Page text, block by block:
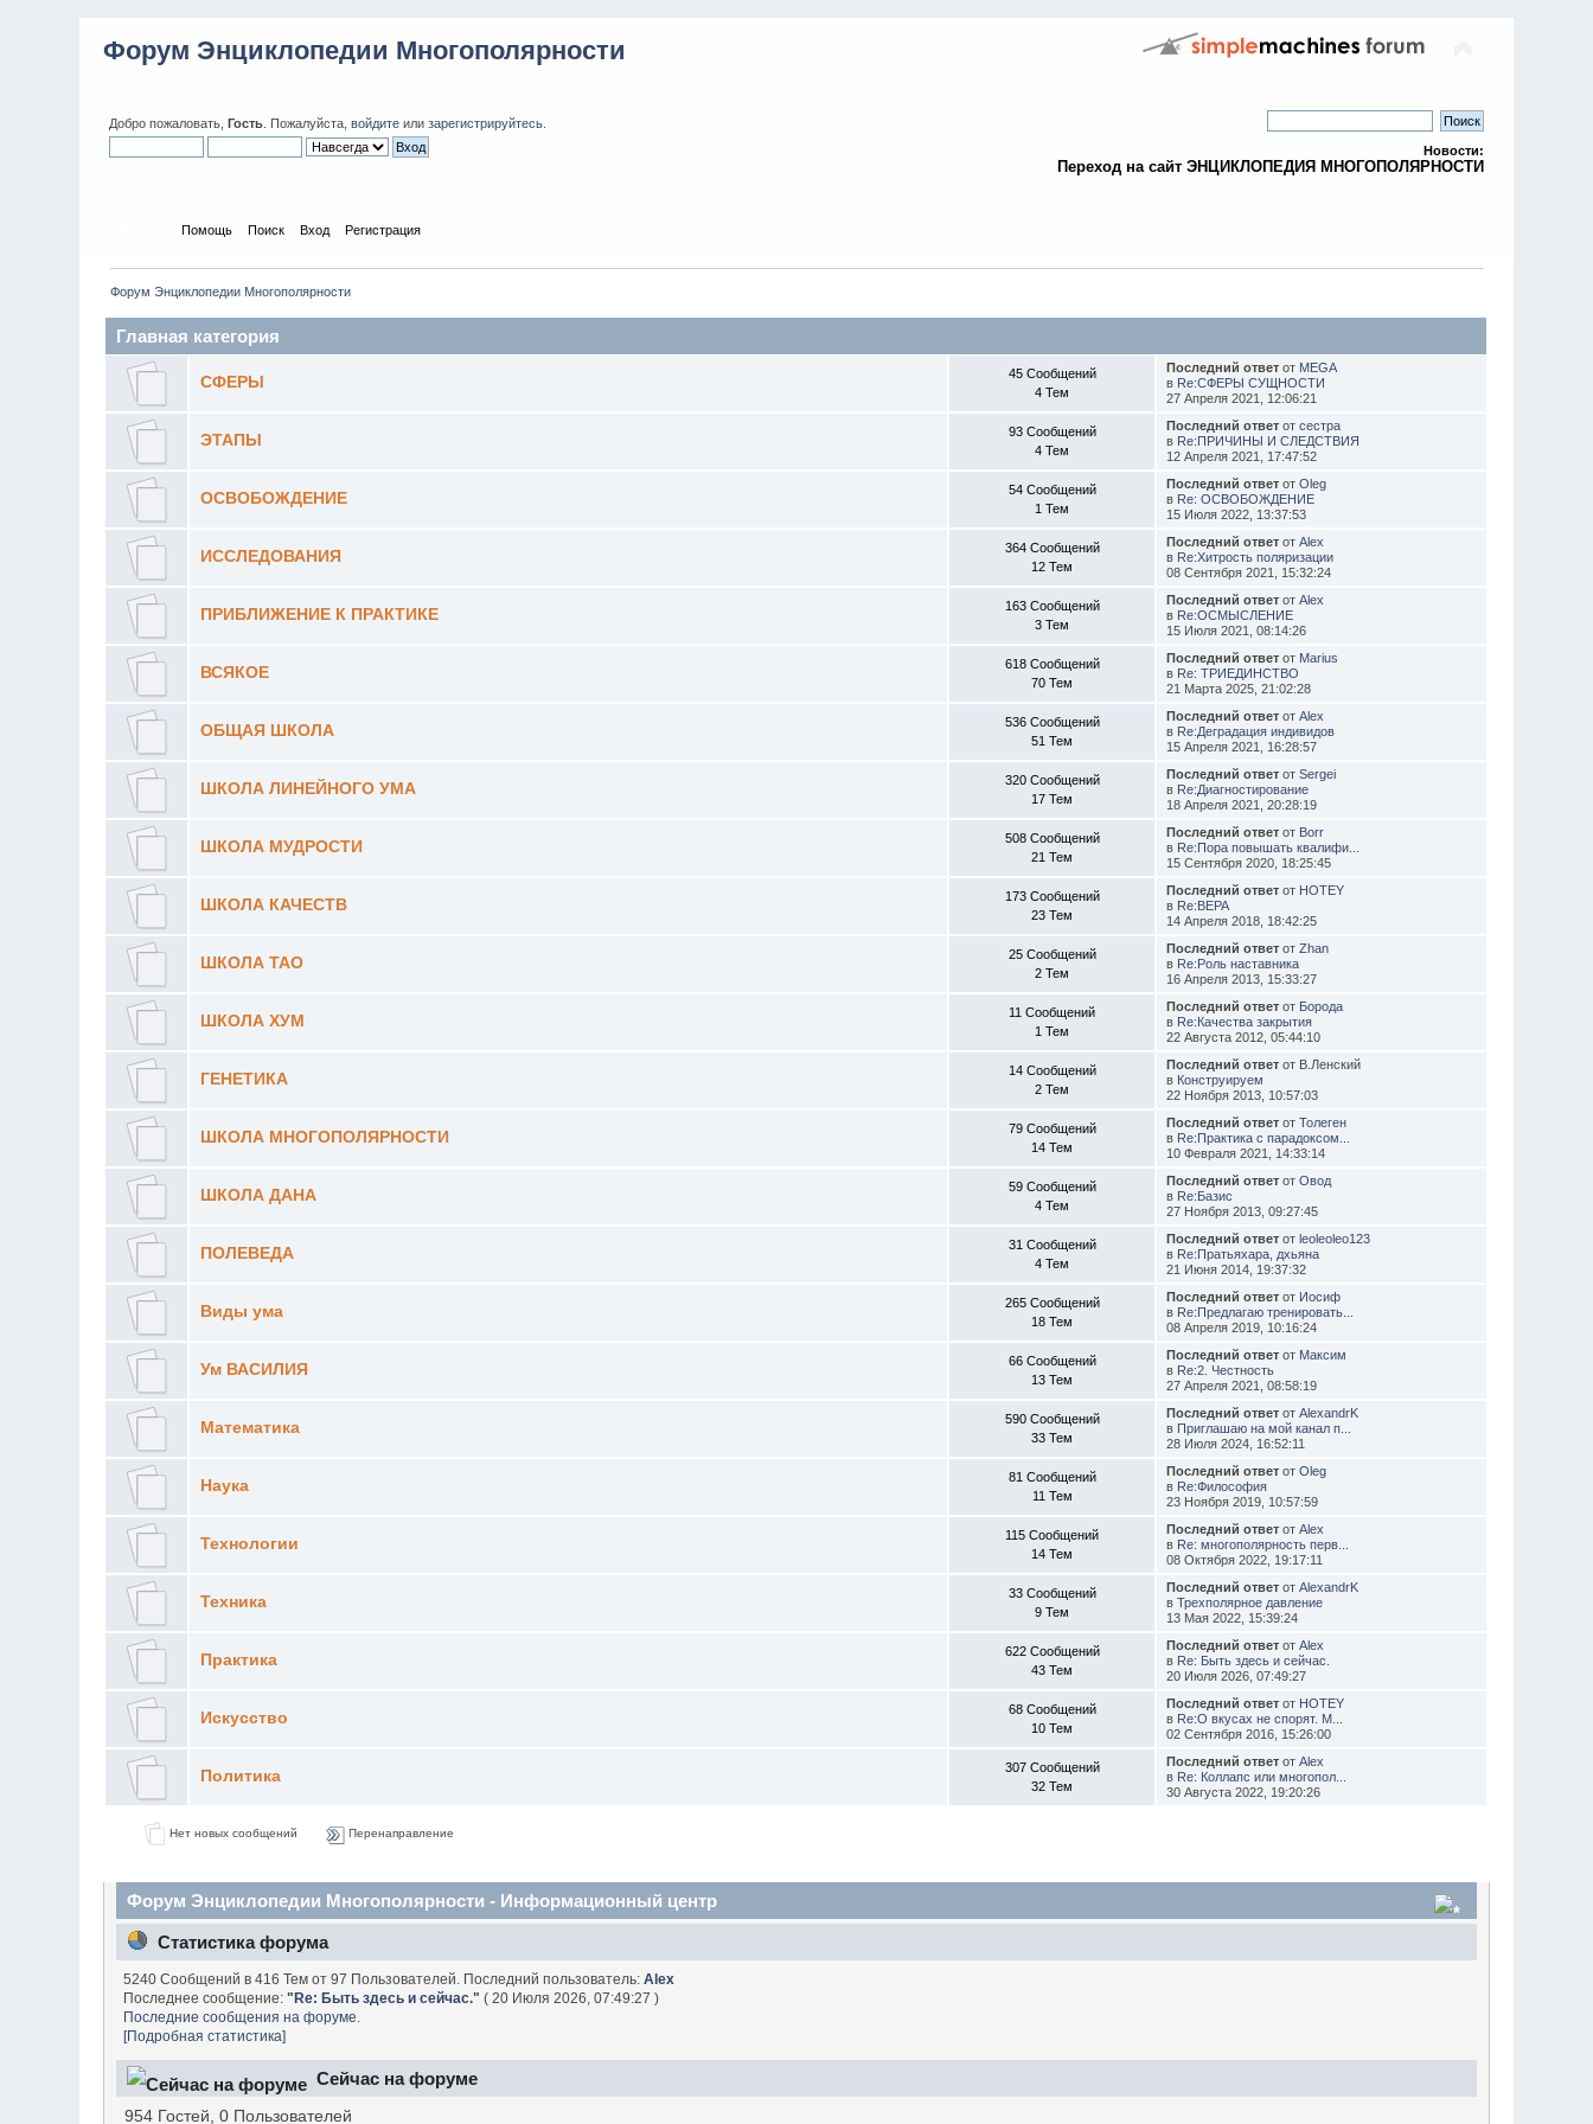
Форум Энциклопедии Многополярности
Добро пожаловать,Гость . Пожалуйста,войдите илизарегистрируйтесь
Новости:
Переход на сайт ЭНЦИКЛОПЕДИЯ МНОГОПОЛЯРНОСТИ
Помощь Поиск Вход Регистрация
Форум Энциклопедии Многополярности
Главная категория
СФЕРЫ
45 Сообщений
4 Тем
Последний ответот MEGA
в Re:СФЕРЫ СУЩНОСТИ
27 Апреля 2021, 12:06:21
ЭТАПЫ
93 Сообщений
4 Тем
Последний ответот сестра
в Re:ПРИЧИНЫ И СЛЕДСТВИЯ
12 Апреля 2021, 17:47:52
ОСВОБОЖДЕНИЕ
54 Сообщений
1 Тем
Последний ответот Oleg
в Re: ОСВОБОЖДЕНИЕ
15 Июля 2022, 13:37:53
ИССЛЕДОВАНИЯ
364 Сообщений
12 Тем
Последний ответот Alex
в Re:Хитрость поляризации
08 Сентября 2021, 15:32:24
ПРИБЛИЖЕНИЕ К ПРАКТИКЕ
163 Сообщений
3 Тем
Последний ответот Alex
в Re:ОСМЫСЛЕНИЕ
15 Июля 2021, 08:14:26
ВСЯКОЕ
618 Сообщений
70 Тем
Последний ответот Marius
в Re: ТРИЕДИНСТВО
21 Марта 2025, 21:02:28
ОБЩАЯ ШКОЛА
536 Сообщений
51 Тем
Последний ответот Alex
в Re:Деградация индивидов
15 Апреля 2021, 16:28:57
ШКОЛА ЛИНЕЙНОГО УМА
320 Сообщений
17 Тем
Последний ответот Sergei
в Re:Диагностирование
18 Апреля 2021, 20:28:19
ШКОЛА МУДРОСТИ
508 Сообщений
21 Тем
Последний ответот Borr
в Re:Пора повышать квалифи...
15 Сентября 2020, 18:25:45
ШКОЛА КАЧЕСТВ
173 Сообщений
23 Тем
Последний ответот HOTEY
в Re:ВЕРА
14 Апреля 2018, 18:42:25
ШКОЛА ТАО
25 Сообщений
2 Тем
Последний ответот Zhan
в Re:Роль наставника
16 Апреля 2013, 15:33:27
ШКОЛА ХУМ
11 Сообщений
1 Тем
Последний ответот Борода
в Re:Качества закрытия
22 Августа 2012, 05:44:10
ГЕНЕТИКА
14 Сообщений
2 Тем
Последний ответот В.Ленский
в Конструируем
22 Ноября 2013, 10:57:03
ШКОЛА МНОГОПОЛЯРНОСТИ
79 Сообщений
14 Тем
Последний ответот Толеген
в Re:Практика с парадоксом...
10 Февраля 2021, 14:33:14
ШКОЛА ДАНА
59 Сообщений
4 Тем
Последний ответот Овод
в Re:Базис
27 Ноября 2013, 09:27:45
ПОЛЕВЕДА
31 Сообщений
4 Тем
Последний ответот leoleoleo123
в Re:Пратьяхара, дхьяна
21 Июня 2014, 19:37:32
Виды ума
265 Сообщений
18 Тем
Последний ответот Иосиф
в Re:Предлагаю тренировать...
08 Апреля 2019, 10:16:24
Ум ВАСИЛИЯ
66 Сообщений
13 Тем
Последний ответот Максим
в Re:2. Честность
27 Апреля 2021, 08:58:19
Математика
590 Сообщений
33 Тем
Последний ответот AlexandrK
в Приглашаю на мой канал п...
28 Июля 2024, 16:52:11
Наука
81 Сообщений
11 Тем
Последний ответот Oleg
в Re:Философия
23 Ноября 2019, 10:57:59
Технологии
115 Сообщений
14 Тем
Последний ответот Alex
в Re: многополярность перв...
08 Октября 2022, 19:17:11
Техника
33 Сообщений
9 Тем
Последний ответот AlexandrK
в Трехполярное давление
13 Мая 2022, 15:39:24
Практика
622 Сообщений
43 Тем
Последний ответот Alex
в Re: Быть здесь и сейчас.
20 Июля 2026, 07:49:27
Искусство
68 Сообщений
10 Тем
Последний ответот HOTEY
в Re:О вкусах не спорят. М...
02 Сентября 2016, 15:26:00
Политика
307 Сообщений
32 Тем
Последний ответот Alex
в Re: Коллапс или многопол...
30 Августа 2022, 19:20:26
Нет новых сообщений Перенаправление
Форум Энциклопедии Многополярности - Информационный центр
Статистика форума
5240 Сообщений в 416 Тем от 97 Пользователей. Последний пользователь:Alex
Последнее сообщение:"Re: Быть здесь и сейчас." ( 20 Июля 2026, 07:49:27 )
Последние сообщения на форуме.
[Подробная статистика]
Сейчас на форуме
954 Гостей, 0 Пользователей